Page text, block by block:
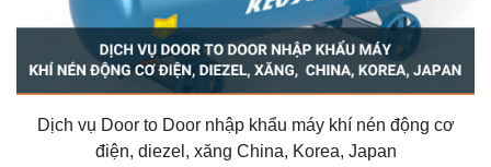
Dịch vụ Door to Door nhập khẩu máy khí nén động cơ
điện, diezel, xăng China, Korea, Japan